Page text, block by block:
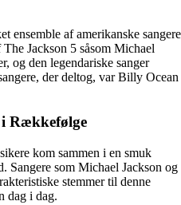
ensemble af amerikanske sangere
Jackson 5 såsom Michael
og den legendariske sanger
der deltog, var Billy Ocean
i Rækkefølge
kom sammen i en smuk
Sangere som Michael Jackson og
stemmer til denne
dag i dag.